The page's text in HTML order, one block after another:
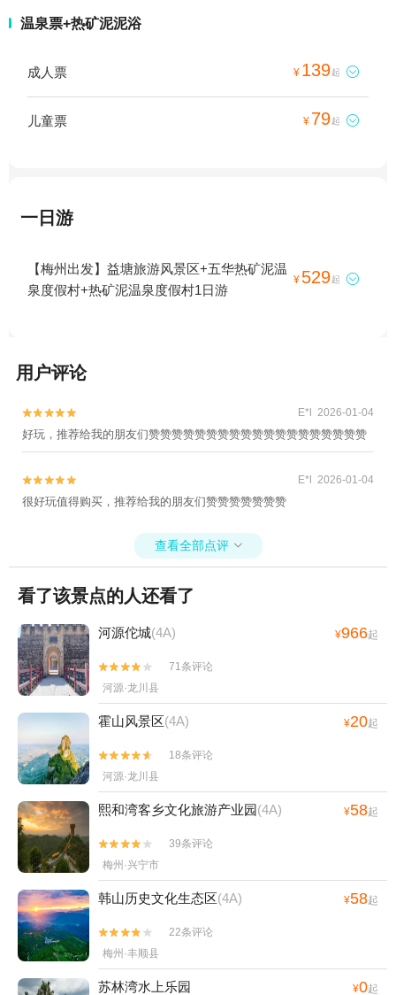
温泉票+热矿泥泥浴
成人票 ¥ 139起 
儿童票 ¥ 79起 
一日游
【梅州出发】益塘旅游风景区+五华热矿泥温
泉度假村+热矿泥温泉度假村1日游
¥ 529起 
用户评论

 E*l 2026-01-04
好玩，推荐给我的朋友们赞赞赞赞赞赞赞赞赞赞赞赞赞赞赞赞赞赞赞

 E*l 2026-01-04
很好玩值得购买，推荐给我的朋友们赞赞赞赞赞赞赞
查看全部点评 
看了该景点的人还看了
河源佗城(4A) ¥966起


71条评论
河源·龙川县
霍山风景区(4A) ¥20起


18条评论
河源·龙川县
熙和湾客乡文化旅游产业园(4A) ¥58起


39条评论
梅州·兴宁市
韩山历史文化生态区(4A) ¥58起


22条评论
梅州·丰顺县
苏林湾水上乐园 ¥0起